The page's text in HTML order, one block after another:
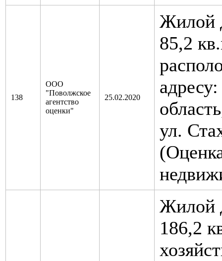
138
ООО
"Поволжское
агентство
оценки"
25.02.2020
Жилой
85,2
ул.
Жилой
186,2